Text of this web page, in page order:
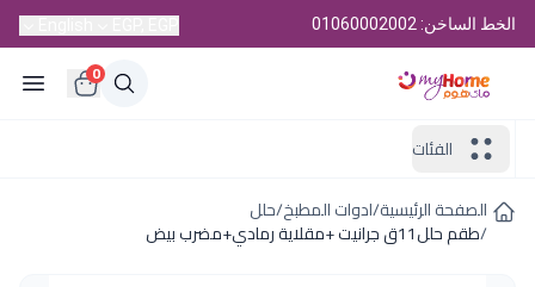
الخط الساخن: 01060002002
0
الفئات
الصفحة الرئيسية/ادوات المطبخ/حلل
/طقم حلل11ق جرانيت +مقلاية رمادي+مضرب بيض